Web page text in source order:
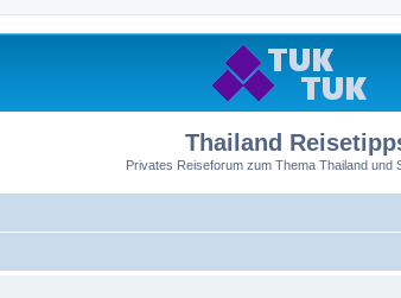
Thailand
Privates Reiseforum zum Thema Thailand und